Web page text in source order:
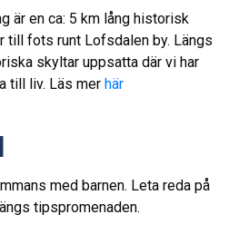
är en ca: 5 km lång historisk
till fots runt Lofsdalen by. Längs
skyltar uppsatta där vi har
till liv. Läs mer här
med barnen. Leta reda på
tipspromenaden.